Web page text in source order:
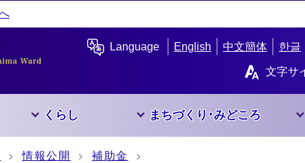
Language English 中文簡体 한글
文字サ
くらし まちづくり･みどころ
情報公開
補助金